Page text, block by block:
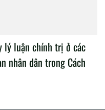
lý luận chính trị ở các
nhân dân trong Cách